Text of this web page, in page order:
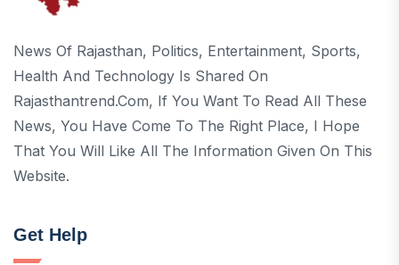
News Of Rajasthan, Politics, Entertainment, Sports,
Health And Technology Is Shared On
Rajasthantrend.com, If You Want To Read All These
News, You Have Come To The Right Place, I Hope
That You Will Like All The Information Given On This
Website.
Get Help